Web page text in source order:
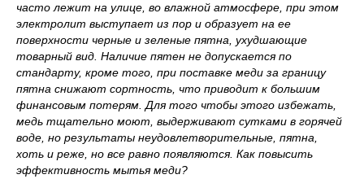
часто лежит на улице, во влажной атмосфере, при этом
электролит выступает из пор и образует на ее
поверхности черные и зеленые пятна, ухудшающие
товарный вид. Наличие пятен не допускается по
стандарту, кроме того, при поставке меди за границу
пятна снижают сортность, что приводит к большим
финансовым потерям. Для того чтобы этого избежать,
медь тщательно моют, выдерживают сутками в горячей
воде, но результаты неудовлетворительные, пятна,
хоть и реже, но все равно появляются. Как повысить
эффективность мытья меди?